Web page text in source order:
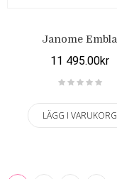
Janome Embla
11 495.00kr
LÄGG I VARUKORG